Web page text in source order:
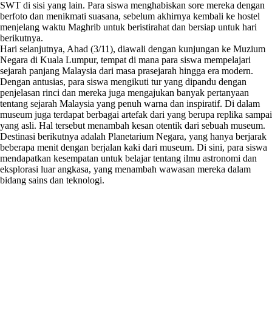
SWT di sisi yang lain. Para siswa menghabiskan sore mereka dengan
berfoto dan menikmati suasana, sebelum akhirnya kembali ke hostel
menjelang waktu Maghrib untuk beristirahat dan bersiap untuk hari
berikutnya.
Hari selanjutnya, Ahad (3/11), diawali dengan kunjungan ke Muzium
Negara di Kuala Lumpur, tempat di mana para siswa mempelajari
sejarah panjang Malaysia dari masa prasejarah hingga era modern.
Dengan antusias, para siswa mengikuti tur yang dipandu dengan
penjelasan rinci dan mereka juga mengajukan banyak pertanyaan
tentang sejarah Malaysia yang penuh warna dan inspiratif. Di dalam
museum juga terdapat berbagai artefak dari yang berupa replika sampai
yang asli. Hal tersebut menambah kesan otentik dari sebuah museum.
Destinasi berikutnya adalah Planetarium Negara, yang hanya berjarak
beberapa menit dengan berjalan kaki dari museum. Di sini, para siswa
mendapatkan kesempatan untuk belajar tentang ilmu astronomi dan
eksplorasi luar angkasa, yang menambah wawasan mereka dalam
bidang sains dan teknologi.